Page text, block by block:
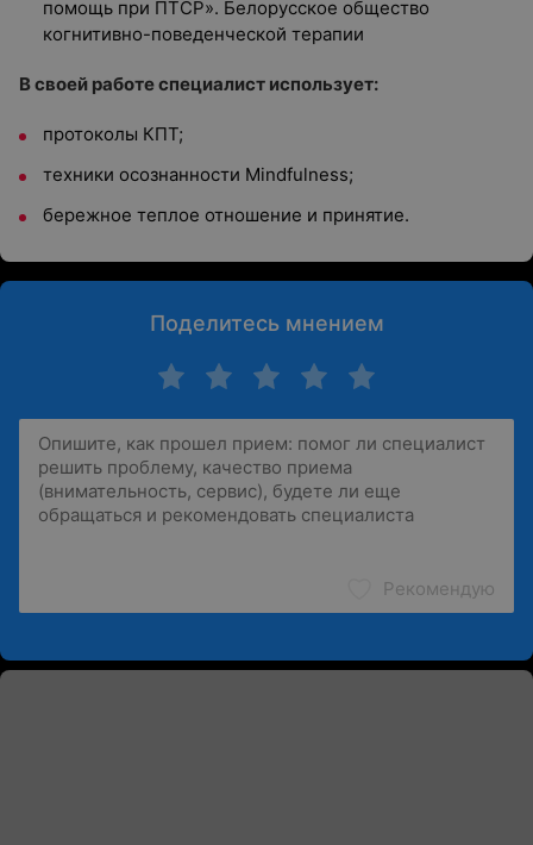
помощь при ПТСР». Белорусское общество
когнитивно-поведенческой терапии
В своей работе специалист использует:
протоколы КПТ;
техники осознанности Mindfulness;
бережное теплое отношение и принятие.
Поделитесь мнением
Рекомендую